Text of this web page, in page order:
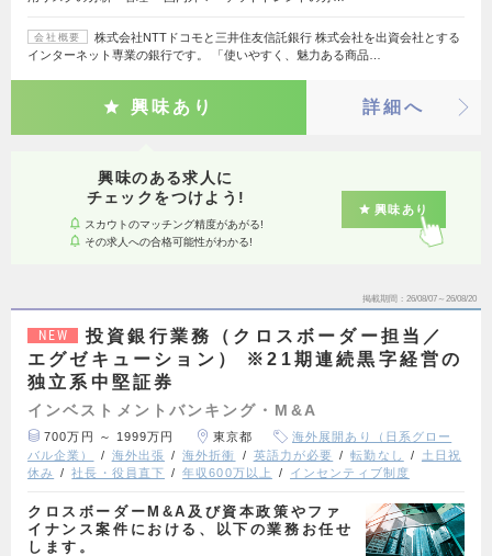
会社概要
株式会社NTTドコモと三井住友信託銀行 株式会社を出資会社とする
インターネット専業の銀行です。 「使いやすく、魅力ある商品…
興味あり 詳細へ
興味のある求人に
チェックをつけよう!
スカウトのマッチング精度があがる!
その求人への合格可能性がわかる!
興味あり
掲載期間 26/08/07～26/08/20
NEW
投資銀行業務（クロスボーダー担当／
エグゼキューション） ※21期連続黒字経営の
独立系中堅証券
インベストメントバンキング・M&A
700万円 ～ 1999万円 東京都
海外展開あり（日系グロー
バル企業）
海外出張 海外折衝 英語力が必要 転勤なし
土日祝
休み
社長・役員直下 年収600万以上 インセンティブ制度
クロスボーダーM&A及び資本政策やファ
イナンス案件における、以下の業務お任せ
します。